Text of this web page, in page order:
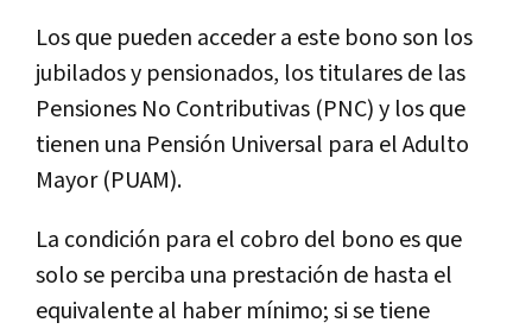
Los que pueden acceder a este bono son los
jubilados y pensionados, los titulares de las
Pensiones No Contributivas (PNC) y los que
tienen una Pensión Universal para el Adulto
Mayor (PUAM).
La condición para el cobro del bono es que
solo se perciba una prestación de hasta el
equivalente al haber mínimo; si se tiene